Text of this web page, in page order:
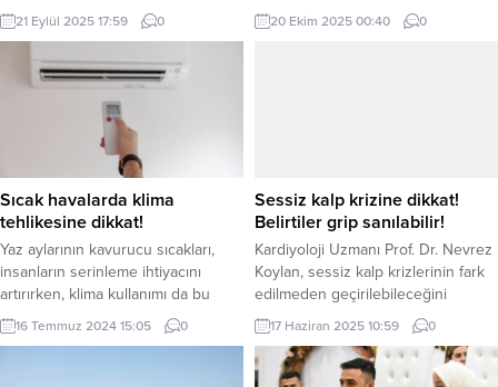
i30 modelini satışa sundu. Prime ve
Comfort olarak iki donanım
seçeneğine sahip i30, geniş iç
mekanıyla da göz dolduruyor.
İSTANBUL (İGFA) – Hyundai Motor
Türkiye, C segmentinin en
beğenilen modellerinden biri olan
i30’u yeniden satışa...
21 Eylül 2025 17:59 0
Büyükşehir Belediye Başkanı
Ekrem İmamoğlu’nun yaşamı ve
İmamoğlu’na destek mesajlarını
kabul ederek, “Türkiye’nin hak
ettiği özgürlük ortamına...
20 Ekim 2025 00:40 0
Sıcak havalarda klima
tehlikesine dikkat!
Yaz aylarının kavurucu sıcakları,
insanların serinleme ihtiyacını
artırırken, klima kullanımı da bu
dönemde zirve yapıyor. Klima
kullanımıyla birlikte ortaya çıkan
16 Temmuz 2024 15:05 0
Sessiz kalp krizine dikkat!
Belirtiler grip sanılabilir!
Kardiyoloji Uzmanı Prof. Dr. Nevrez
Koylan, sessiz kalp krizlerinin fark
edilmeden geçirilebileceğini
belirterek, düzenli sağlık kontrolleri
ve sağlıklı yaşamın hayat kurtarıcı
olduğunu vurguladı. İSTANBUL
(İGFA) – Kardiyoloji Uzmanı Prof. Dr.
17 Haziran 2025 10:59 0